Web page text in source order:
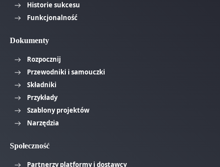
Historie sukcesu
Funkcjonalność
Dokumenty
Rozpocznij
Przewodniki i samouczki
Składniki
Przykłady
Szablony projektów
Narzędzia
Społeczność
Partnerzy platformy i dostawcy